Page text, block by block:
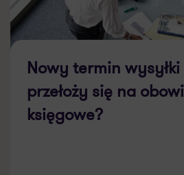
Nowy termin wysyłki
przełoży się na
księgowe?